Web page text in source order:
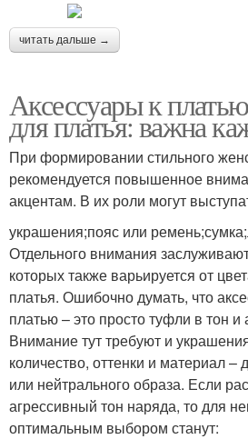
читать дальше →
Аксессуары к
для платья: важна
При формировании стильного
рекомендуется повышенное
акцентам. В их роли могут
украшения;пояс или
Отдельного внимания
которых также варьируется от
платья. Ошибочно думать, что
платью – это просто туфли в тон и
Внимание тут требуют и
количество, оттенки и материал –
или нейтрального образа. Если
агрессивный тон наряда, то для
оптимальным выбором станут: